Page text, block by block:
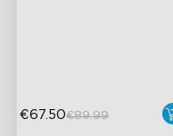
€67.50€89.99